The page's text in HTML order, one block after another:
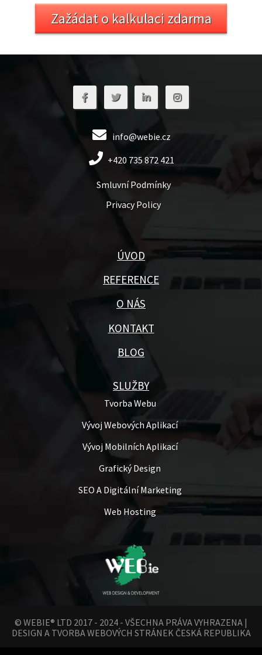
Zažádat o kalkulaci zdarma
info@webie.cz
+420 735 872 421
Smluvní Podmínky
Privacy Policy
ÚVOD
REFERENCE
O NÁS
KONTAKT
BLOG
SLUŽBY
Tvorba Webu
Vývoj Webových Aplikací
Vývoj Mobilních Aplikací
Grafický Design
SEO A Digitální Marketing
Web Hosting
© WEBIE® LTD 2017 - 2024 - VŠECHNA PRÁVA VYHRAZENA |
DESIGN A TVORBA WEBOVÝCH STRÁNEK ČESKÁ REPUBLIKA